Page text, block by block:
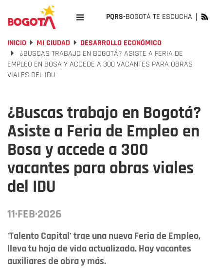
PQRS-BOGOTÁ TE ESCUCHA
INICIO MI CIUDAD
DESARROLLO ECONÓMICO
¿BUSCAS TRABAJO EN BOGOTÁ? ASISTE A FERIA DE
EMPLEO EN BOSA Y ACCEDE A 300 VACANTES PARA OBRAS
VIALES DEL IDU
¿Buscas trabajo en Bogotá?
Asiste a Feria de Empleo en
Bosa y accede a 300
vacantes para obras viales
del IDU
11·FEB·2026
'Talento Capital' trae una nueva Feria de Empleo,
lleva tu hoja de vida actualizada. Hay vacantes
auxiliares de obra y más.